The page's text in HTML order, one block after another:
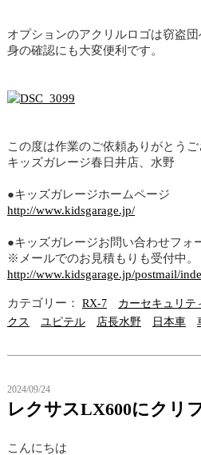
オプションのアクリルロゴは窃盗
身の確認にも大変便利です。
この度は作業のご依頼ありがとう
キッズガレージ春日井店、水野
●キッズガレージホームページ
http://www.kidsgarage.jp/
●キッズガレージお問い合わせフォ
※メールでのお見積もりも受付中。
http://www.kidsgarage.jp/postmail/
カテゴリー： RX-7 カーセキュリテ
クス
ユピテル 店長水野 日本車
2024/09/24
レクサスLX600にクリ
こんにちは